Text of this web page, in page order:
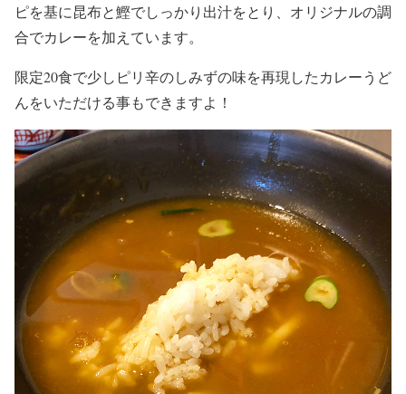
ピを基に昆布と鰹でしっかり出汁をとり、オリジナルの調
合でカレーを加えています。
限定20食で少しピリ辛のしみずの味を再現したカレーうど
んをいただける事もできますよ！